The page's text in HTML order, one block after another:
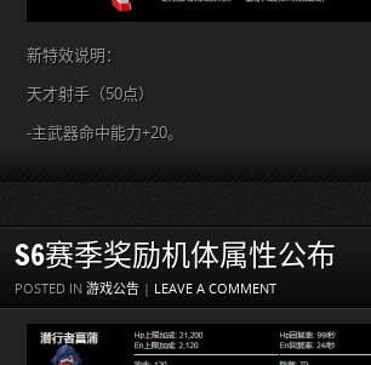
新特效说明：
天才射手（50点）
-主武器命中能力+20。
S6赛季奖励机体属性公布
POSTED IN 游戏公告 | LEAVE A COMMENT